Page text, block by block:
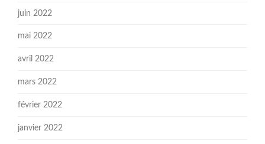
juin 2022
mai 2022
avril 2022
mars 2022
février 2022
janvier 2022